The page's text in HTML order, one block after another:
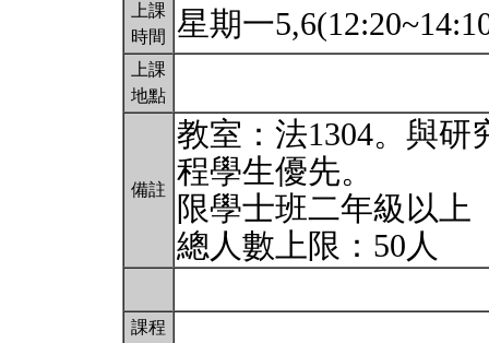
上課
時間
星期一
上課
地點
備註
教室：法1304。與
程學生優先。
限學士班二年級以上
總人數上限：50人
課程